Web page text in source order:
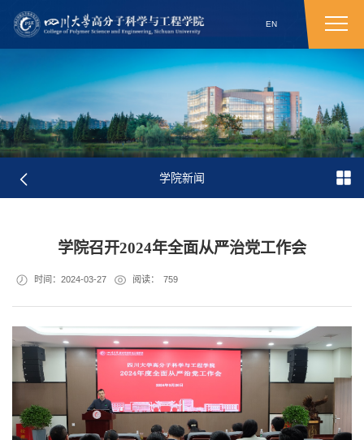
EN
学院新闻
学院召开2024年全面从严治党工作会
时间：2024-03-27 阅读： 759